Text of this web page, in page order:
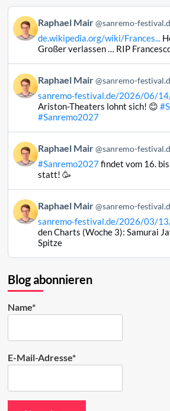
Beitrag
von
Raphael
Bluesky
ansehen
Raphael Mair @sanremo-
de.wikipedia.org/wiki/Frances...
Großer verlassen … RIP
Beitrag
von
Raphael
ansehen
Raphael Mair @sanremo-
sanremo-festival.de/2026/06/
Ariston-Theaters lohnt sich! 😊
#Sanremo2027
Beitrag
von
Raphael
Bluesky
ansehen
Raphael Mair @sanremo-
#Sanremo2027findet vom 16.
statt! 🥳
Beitrag
von
Raphael
ansehen
Raphael Mair @sanremo-
sanremo-festival.de/2026/03/
den Charts (Woche 3): Samurai
Spitze
Blog abonnieren
Name*
E-Mail-Adresse*